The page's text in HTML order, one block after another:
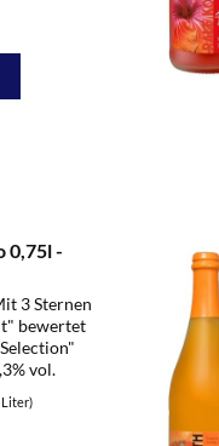
0,75l -
3 Sternen
bewertet
vol.
und
Aprikosen
Liter)